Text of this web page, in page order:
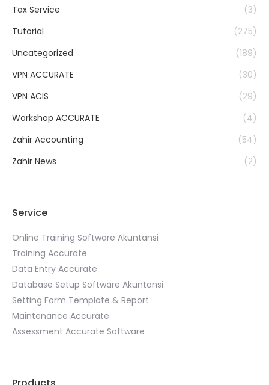
Tax Service
(3)
Tutorial
(275)
Uncategorized
(189)
VPN ACCURATE
(30)
VPN ACIS
(29)
Workshop ACCURATE
(4)
Zahir Accounting
(54)
Zahir News
(2)
Service
Online Training Software Akuntansi
Training Accurate
Data Entry Accurate
Database Setup Software Akuntansi
Setting Form Template & Report
Maintenance Accurate
Assessment Accurate Software